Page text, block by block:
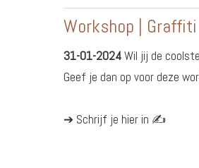
Workshop | Graffiti
31-01-2024Wil jij de
Geef je dan op voor deze
➔ Schrijf je hier in ✍️